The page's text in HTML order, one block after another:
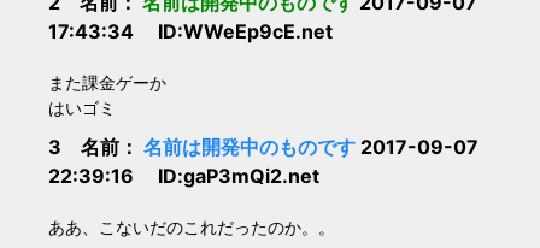
17:43:34 ID:WWeEp9cE.net
また課金ゲーか
はいゴミ
3 名前： 名前は開発中のものです 2017-09-07
22:39:16 ID:gaP3mQi2.net
ああ、こないだのこれだったのか。。